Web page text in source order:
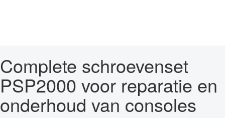
Complete schroevenset
PSP2000 voor reparatie en
onderhoud van consoles